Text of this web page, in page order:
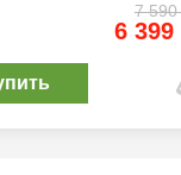
7 590
6 399